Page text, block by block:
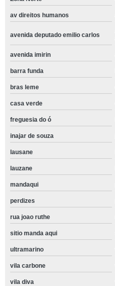
av direitos humanos
avenida deputado emilio carlos
avenida imirin
barra funda
bras leme
casa verde
freguesia do ó
inajar de souza
lausane
lauzane
mandaqui
perdizes
rua joao ruthe
sitio manda aqui
ultramarino
vila carbone
vila diva